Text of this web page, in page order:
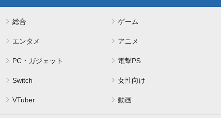
総合 ゲーム
エンタメ アニメ
PC・ガジェット 電撃PS
Switch 女性向け
VTuber 動画